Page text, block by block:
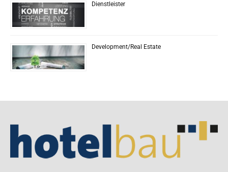
Dienstleister
Development/Real Estate